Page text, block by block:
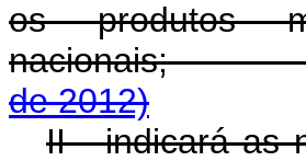
os produtos
de 2012)
II - indicará as